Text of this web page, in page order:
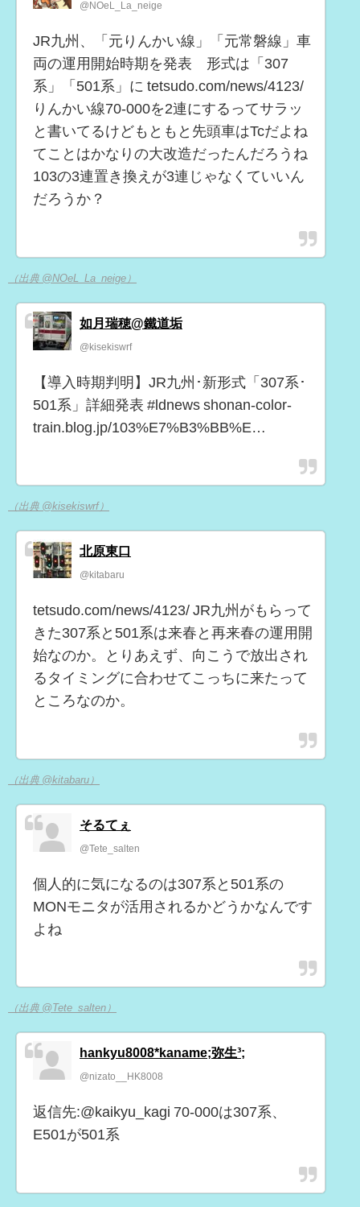
@NOeL_La_neige
JR九州、「元りんかい線」「元常磐線」車
両の運用開始時期を発表 形式は「307
系」「501系」に tetsudo.com/news/4123/
りんかい線70-000を2連にするってサラッ
と書いてるけどもともと先頭車はTcだよね
てことはかなりの大改造だったんだろうね
103の3連置き換えが3連じゃなくていいん
だろうか？
（出典 @NOeL_La_neige）
如月瑞穂@鐵道垢
@kisekiswrf
【導入時期判明】JR九州･新形式「307系･
501系」詳細発表 #ldnews shonan-color-
train.blog.jp/103%E7%B3%BB%E…
（出典 @kisekiswrf）
北原東口
@kitabaru
tetsudo.com/news/4123/ JR九州がもらって
きた307系と501系は来春と再来春の運用開
始なのか。とりあえず、向こうで放出され
るタイミングに合わせてこっちに来たって
ところなのか。
（出典 @kitabaru）
そるてぇ
@Tete_salten
個人的に気になるのは307系と501系の
MONモニタが活用されるかどうかなんです
よね
（出典 @Tete_salten）
hankyu8008*kaname;弥生³;
@nizato__HK8008
返信先:@kaikyu_kagi 70-000は307系、
E501が501系